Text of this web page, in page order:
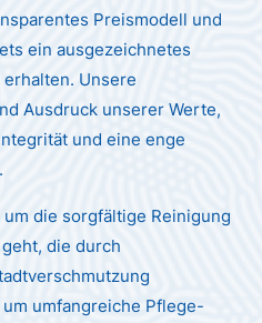
Preismodell und
ein ausgezeichnetes
Unsere
Ausdruck unserer Werte,
und eine enge
die sorgfältige Reinigung
die durch
umfangreiche Pflege-